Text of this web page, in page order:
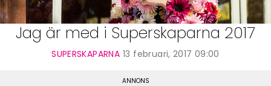
Handarbete
Kategorier
Jag är med i Superskaparna 2017
SUPERSKAPARNA 13 februari, 2017 09:00